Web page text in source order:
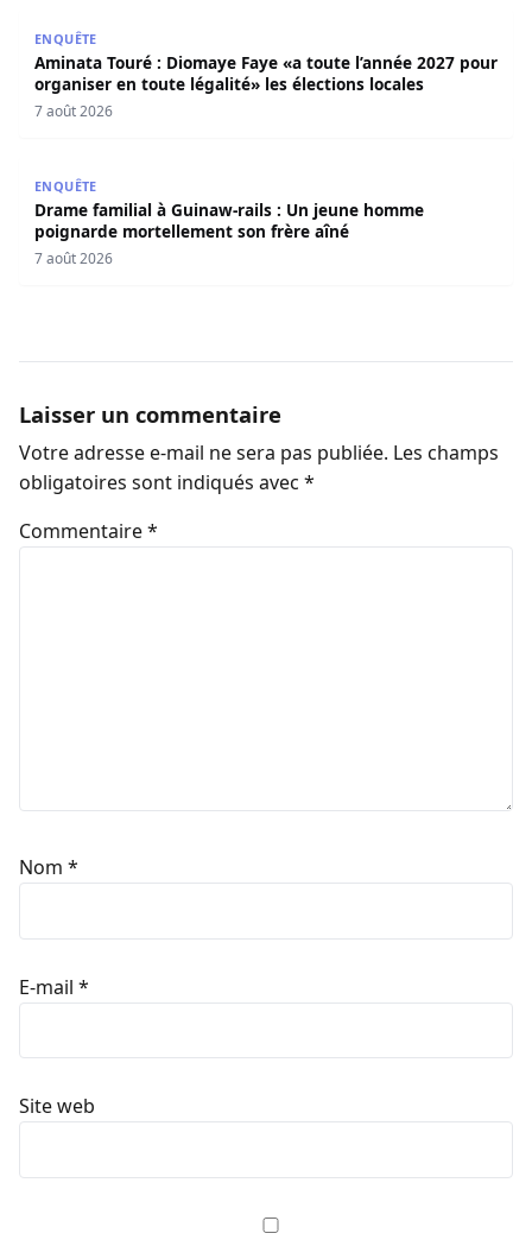
ENQUÊTE
Aminata Touré : Diomaye Faye «a toute l’année 2027 pour
organiser en toute légalité» les élections locales
7 août 2026
ENQUÊTE
Drame familial à Guinaw-rails : Un jeune homme
poignarde mortellement son frère aîné
7 août 2026
Laisser un commentaire
Votre adresse e-mail ne sera pas publiée. Les champs
obligatoires sont indiqués avec *
Commentaire*
Nom *
E-mail *
Site web